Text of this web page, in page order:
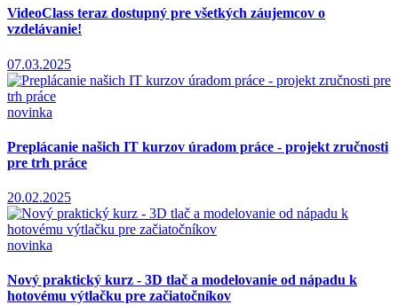
VideoClass teraz dostupný pre všetkých záujemcov o
vzdelávanie!
07.03.2025
novinka
Preplácanie našich IT kurzov úradom práce - projekt zručnosti
pre trh práce
20.02.2025
novinka
Nový praktický kurz - 3D tlač a modelovanie od nápadu k
hotovému výtlačku pre začiatočníkov